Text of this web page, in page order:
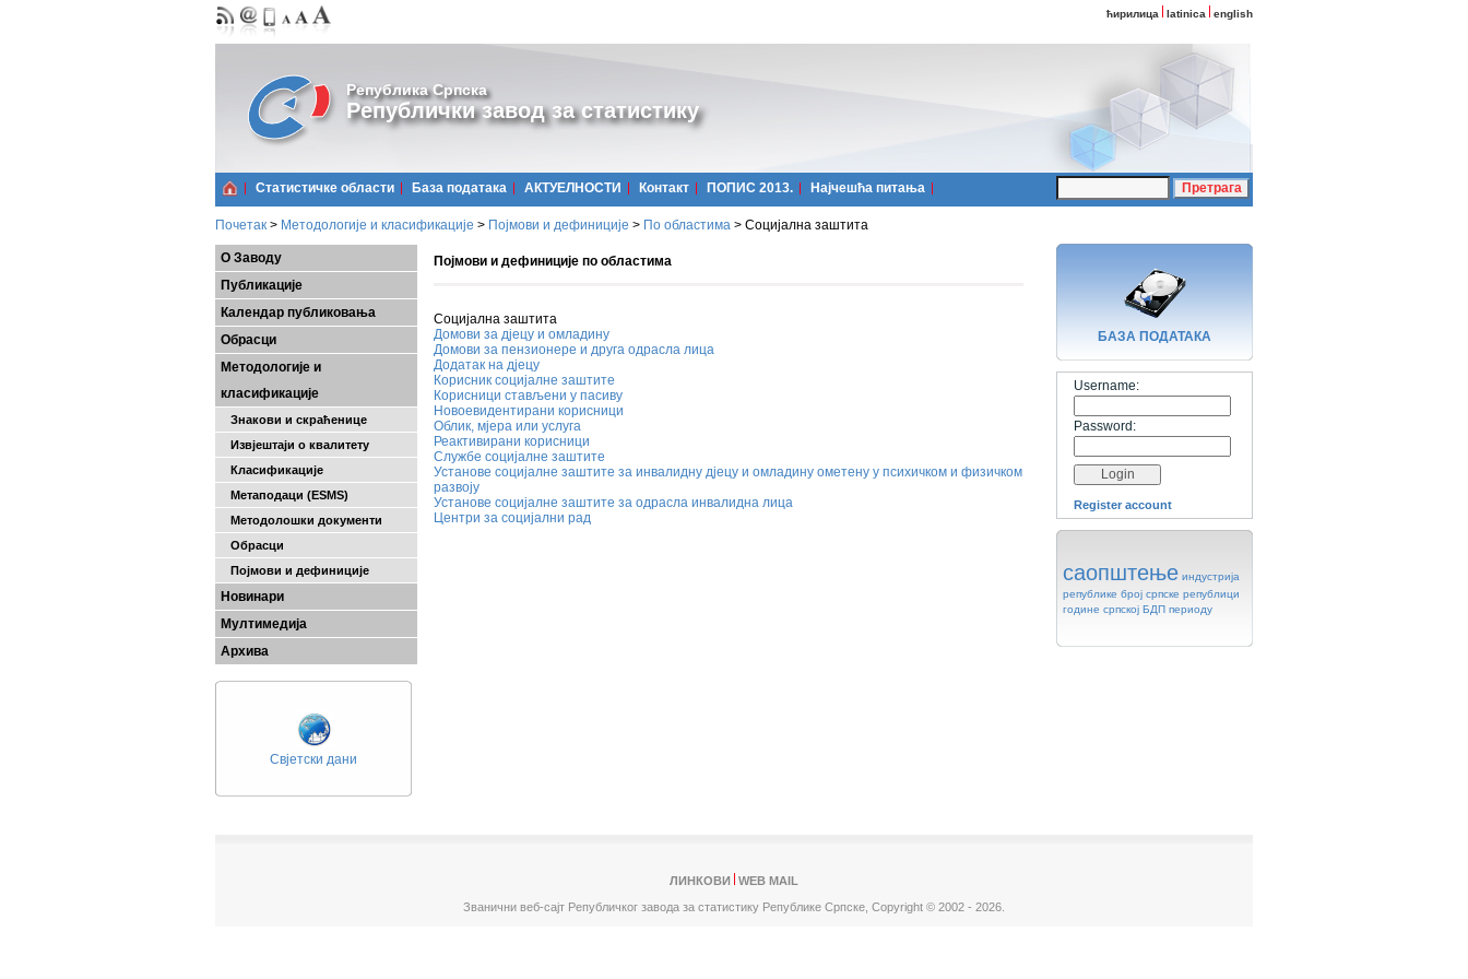
ћирилица latinica english
Република Српска
Републички завод за статистику
Статистичке области Базa података АКТУЕЛНОСТИ Контакт ПОПИС 2013. Најчешћa питања
Почетак > Методологије и класификације > Појмови и дефиниције > По областима > Социјална заштита
О Заводу
Публикације
Календар публиковања
Обрасци
Методологије и
класификације
Знакови и скраћенице
Извјештаји о квалитету
Класификације
Метаподаци (ESMS)
Методолошки документи
Обрасци
Појмови и дефиниције
Новинари
Мултимедија
Архива
Свјетски дани
Појмови и дефиниције по областима
Социјална заштита
Домови за дјецу и омладину
Домови за пензионере и друга одрасла лица
Додатак на дјецу
Корисник социјалне заштите
Корисници стављени у пасиву
Новоевидентирани корисници
Облик, мјера или услуга
Реактивирани корисници
Службе социјалне заштите
Установе социјалне заштите за инвалидну дјецу и омладину ометену у психичком и физичком
развоју
Установе социјалне заштите за одрасла инвалидна лица
Центри за социјални рад
БАЗA ПОДАТАКА
Username:
Password:
Register account
саопштење индустрија
републике број српске републици
године српској БДП периоду
ЛИНКОВИ
WEB MAIL
Званични веб-сајт Републичког завода за статистику Републике Српске, Copyright © 2002 - 2026.